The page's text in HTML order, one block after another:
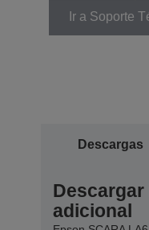
Ir a Soporte
Descargas
adicional